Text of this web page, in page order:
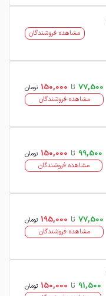
مشاهده فروشندگان
77,500 تا 150,000 تومان
مشاهده فروشندگان
99,500 تا 150,000 تومان
مشاهده فروشندگان
77,500 تا 195,000 تومان
مشاهده فروشندگان
91,500 تا 150,000 تومان